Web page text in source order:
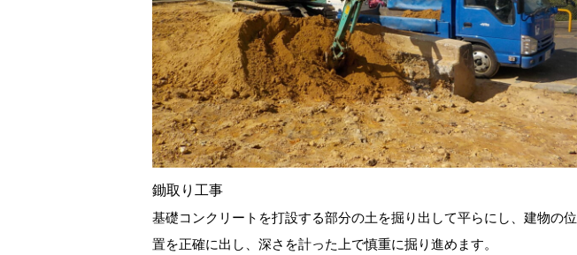
鋤取り工事
基礎コンクリートを打設する部分の土を掘り出して平らにし、建物の位
置を正確に出し、深さを計った上で慎重に掘り進めます。